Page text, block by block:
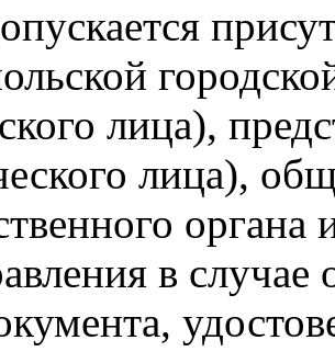
лица),
лица),
органа
в случае